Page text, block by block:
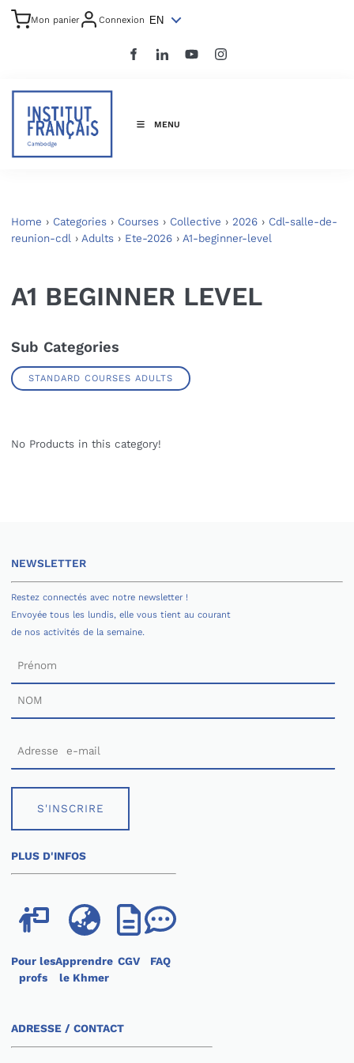
Mon panier Connexion EN
MENU
Home › Categories › Courses › Collective › 2026 › Cdl-salle-de-
reunion-cdl › Adults › Ete-2026 › A1-beginner-level
A1 BEGINNER LEVEL
Sub Categories
STANDARD COURSES ADULTS
No Products in this category!
NEWSLETTER
Restez connectés avec notre newsletter !
Envoyée tous les lundis, elle vous tient au courant
de nos activités de la semaine.
S'INSCRIRE
PLUS D'INFOS
Pour les
profs
Apprendre
le Khmer
CGV FAQ
ADRESSE / CONTACT